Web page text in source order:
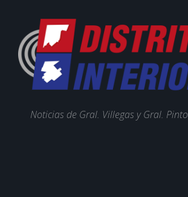
Noticias de Gral. Villegas y Gral. Pinto